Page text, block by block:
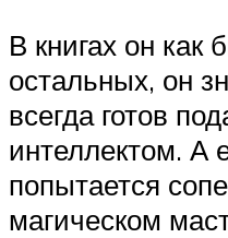
В книгах он
остальных, он
всегда готов
интеллектом. А
попытается
магическом